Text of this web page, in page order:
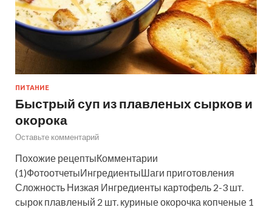
ПИТАНИЕ
Быстрый суп из плавленых сырков и
окорока
Оставьте комментарий
Похожие рецептыКомментарии
(1)ФотоотчетыИнгредиентыШаги приготовления
Сложность Низкая Ингредиенты картофель 2-3 шт.
сырок плавленый 2 шт. куриные окорочка копченые 1